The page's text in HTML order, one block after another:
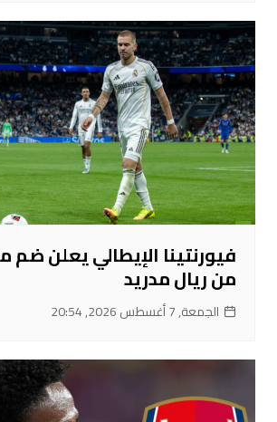
فيورنتينا الإيطالي يعلن ضم
من ريال مدريد
الجمعة, 7 أغسطس 2026, 20:54